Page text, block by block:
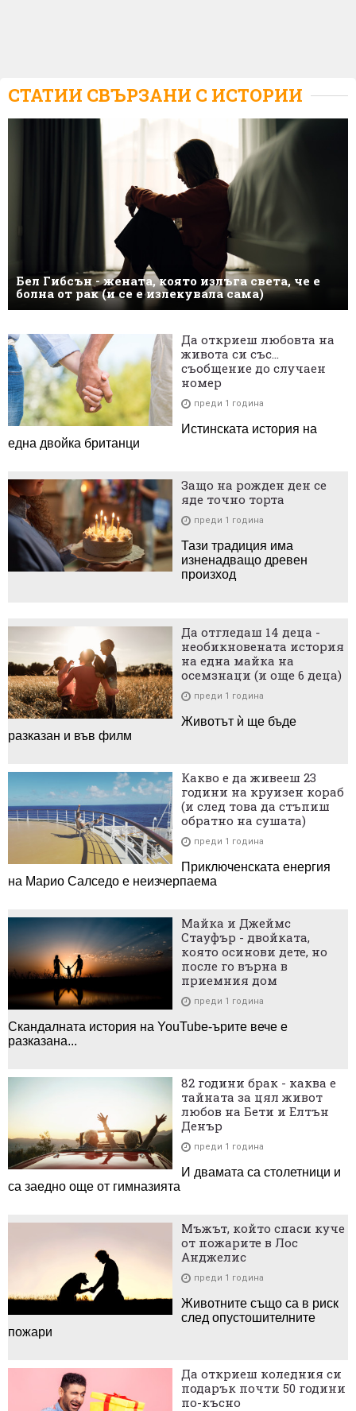
СТАТИИ СВЪРЗАНИ С ИСТОРИИ
Бел Гибсън - жената, която излъга света, че е
болна от рак (и се е излекувала сама)
Да откриеш любовта на
живота си със...
съобщение до случаен
номер
преди 1 година
Истинската история на
една двойка британци
Защо на рожден ден се
яде точно торта
преди 1 година
Тази традиция има
изненадващо древен
произход
Да отгледаш 14 деца -
необикновената история
на една майка на
осемзнаци (и още 6 деца)
преди 1 година
Животът ѝ ще бъде
разказан и във филм
Какво е да живееш 23
години на круизен кораб
(и след това да стъпиш
обратно на сушата)
преди 1 година
Приключенската енергия
на Марио Салседо е неизчерпаема
Майка и Джеймс
Стауфър - двойката,
която осинови дете, но
после го върна в
приемния дом
преди 1 година
Скандалната история на YouTube-ърите вече е
разказана...
82 години брак - каква е
тайната за цял живот
любов на Бети и Елтън
Денър
преди 1 година
И двамата са столетници и
са заедно още от гимназията
Мъжът, който спаси куче
от пожарите в Лос
Анджелис
преди 1 година
Животните също са в риск
след опустошителните
пожари
Да откриеш коледния си
подарък почти 50 години
по-късно